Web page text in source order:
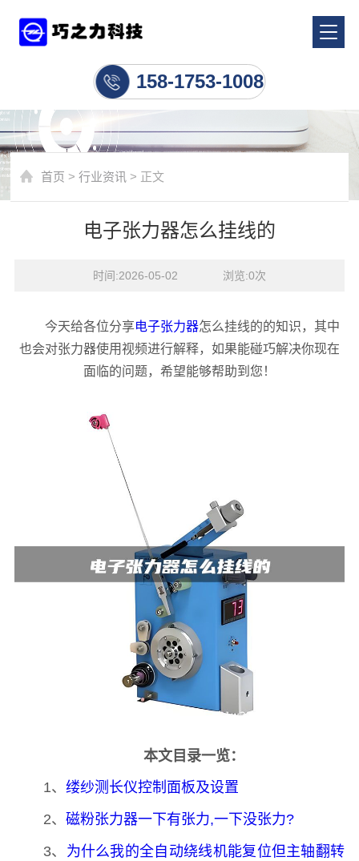
158-1753-1008
首页 >行业资讯 > 正文
电子张力器怎么挂线的
时间:2026-05-02    浏览:0次
今天给各位分享电子张力器怎么挂线的的知识，其中
也会对张力器使用视频进行解释，如果能碰巧解决你现在
面临的问题，希望能够帮助到您！
本文目录一览：
1、 缕纱测长仪控制面板及设置
2、 磁粉张力器一下有张力,一下没张力?
3、 为什么我的全自动绕线机能复位但主轴翻转